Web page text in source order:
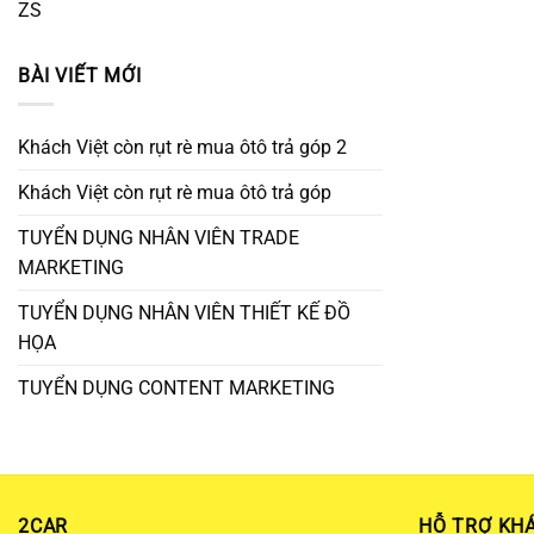
ZS
BÀI VIẾT MỚI
Khách Việt còn rụt rè mua ôtô trả góp 2
Khách Việt còn rụt rè mua ôtô trả góp
TUYỂN DỤNG NHÂN VIÊN TRADE
MARKETING
TUYỂN DỤNG NHÂN VIÊN THIẾT KẾ ĐỒ
HỌA
TUYỂN DỤNG CONTENT MARKETING
2CAR HỖ TRỢ